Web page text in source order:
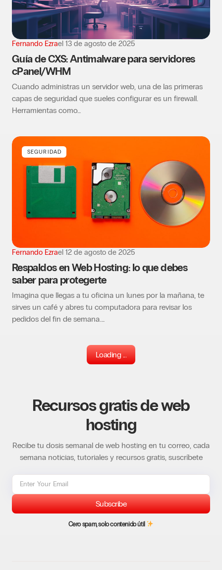
Fernando Ezrael 13 de agosto de 2025
Guía de CXS: Antimalware para servidores
cPanel/WHM
Cuando administras un servidor web, una de las primeras
capas de seguridad que sueles configurar es un firewall.
Herramientas como…
SEGURIDAD
Fernando Ezrael 12 de agosto de 2025
Respaldos en Web Hosting: lo que debes
saber para protegerte
Imagina que llegas a tu oficina un lunes por la mañana, te
sirves un café y abres tu computadora para revisar los
pedidos del fin de semana.…
Loading ...
Recursos gratis de web
hosting
Recibe tu dosis semanal de web hosting en tu correo, cada
semana noticias, tutoriales y recursos gratis, suscríbete
Subscribe
Cero spam, solo contenido útil